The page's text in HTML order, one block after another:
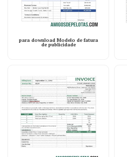
para download Modelo de fatura
de publicidade